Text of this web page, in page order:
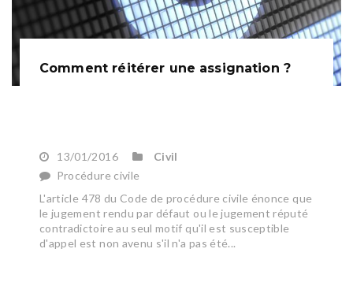
Comment réitérer une assignation ?
13/01/2016
Civil
Procédure civile
L'article 478 du Code de procédure civile énonce que
le jugement rendu par défaut ou le jugement réputé
contradictoire au seul motif qu'il est susceptible
d'appel est non avenu s'il n'a pas été...